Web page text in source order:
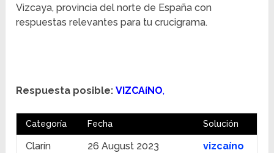
Vizcaya, provincia del norte de España con
respuestas relevantes para tu crucigrama.
Respuesta posible: VIZCAíNO,
Categoría Fecha Solución
Clarín 26 August 2023
vizcaíno